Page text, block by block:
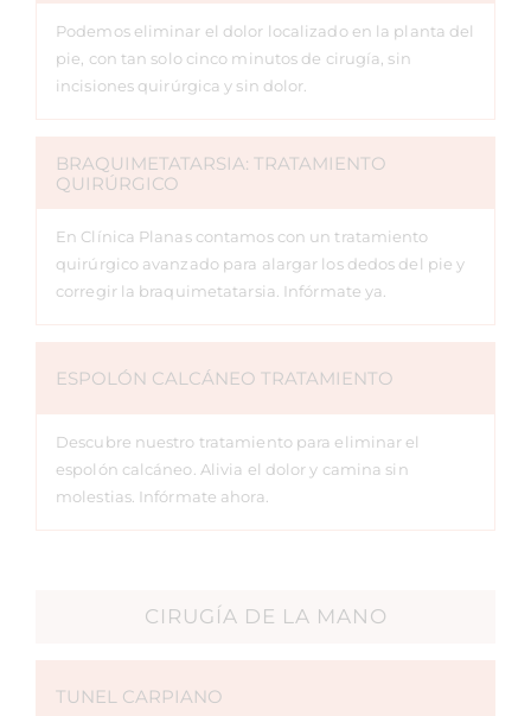
Podemos eliminar el dolor localizado en la planta del
pie, con tan solo cinco minutos de cirugía, sin
incisiones quirúrgica y sin dolor.
BRAQUIMETATARSIA: TRATAMIENTO
QUIRÚRGICO
En Clínica Planas contamos con un tratamiento
quirúrgico avanzado para alargar los dedos del pie y
corregir la braquimetatarsia. Infórmate ya.
ESPOLÓN CALCÁNEO TRATAMIENTO
Descubre nuestro tratamiento para eliminar el
espolón calcáneo. Alivia el dolor y camina sin
molestias. Infórmate ahora.
CIRUGÍA DE LA MANO
TUNEL CARPIANO